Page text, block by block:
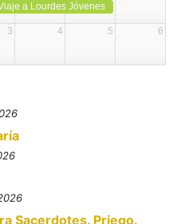
a Lourdes Jóvenes
3 4 5 6
Sacerdotes. Priego.